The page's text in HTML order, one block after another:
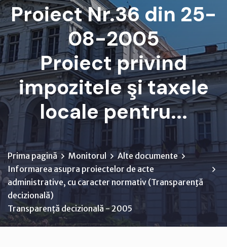
Proiect Nr.36 din 25-
08-2005
Proiect privind
impozitele şi taxele
locale pentru...
Prima pagină Monitorul
Alte documente
Informarea asupra proiectelor de acte
administrative, cu caracter normativ (Transparenţă
decizională)
Transparență decizională - 2005